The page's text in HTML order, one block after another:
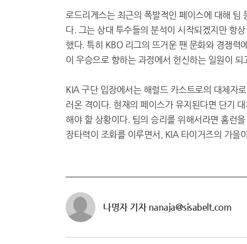
로드리게스는 최근의 폭발적인 페이스에 대해 팀
다. 그는 상대 투수들의 분석이 시작되겠지만 항
했다. 특히 KBO 리그의 뜨거운 팬 문화와 경쟁력
이 우승으로 향하는 과정에서 헌신하는 일원이
KIA 구단 입장에서는 해럴드 카스트로의 대체자
러온 격이다. 현재의 페이스가 유지된다면 단기
해야 할 상황이다. 팀의 승리를 위해서라면 홈런
장타력이 조화를 이루면서, KIA 타이거즈의 가을
나명자 기자 nanaja@sisabelt.com